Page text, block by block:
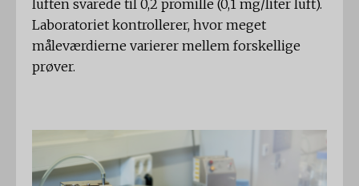
luften svarede til 0,2 promille (0,1 mg/liter luft).
Laboratoriet kontrollerer, hvor meget
måleværdierne varierer mellem forskellige
prøver.